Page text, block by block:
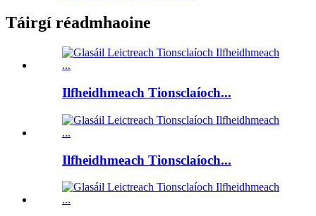
Táirgí réadmhaoine
Ilfheidhmeach Tionsclaíoch...
Ilfheidhmeach Tionsclaíoch...